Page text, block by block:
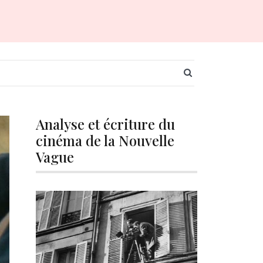
Analyse et écriture du
cinéma de la Nouvelle
Vague